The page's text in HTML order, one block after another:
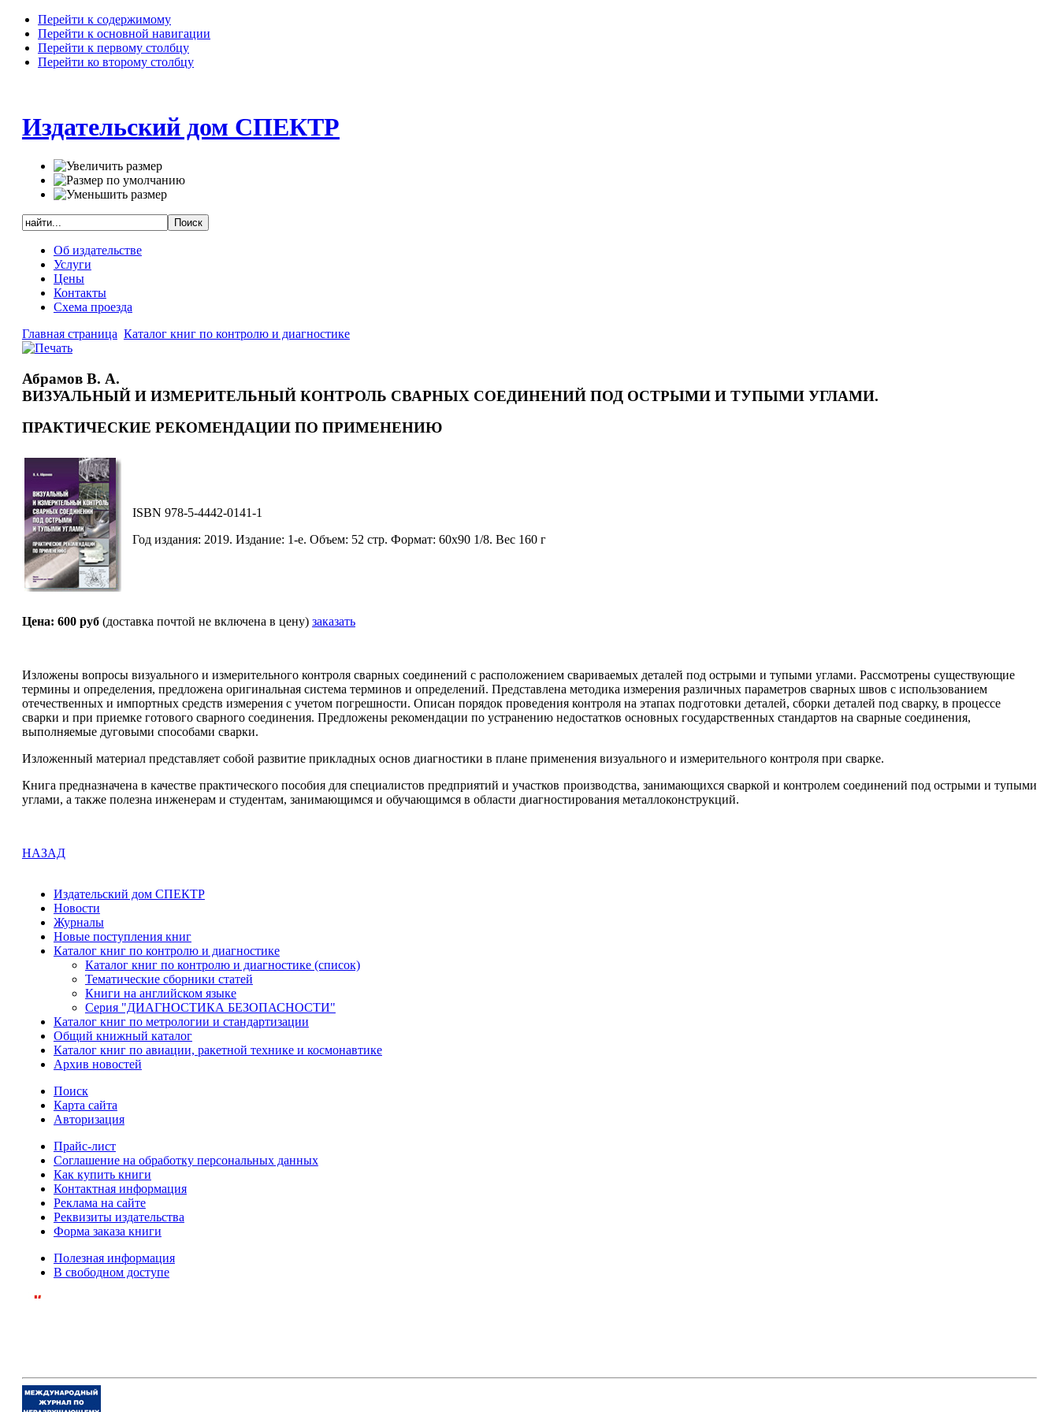
Перейти к содержимому
Перейти к основной навигации
Перейти к первому столбцу
Перейти ко второму столбцу
Издательский дом СПЕКТР
Об издательстве
Услуги
Цены
Контакты
Схема проезда
Главная страница Каталог книг по контролю и диагностике
Абрамов В. А.
ВИЗУАЛЬНЫЙ И ИЗМЕРИТЕЛЬНЫЙ КОНТРОЛЬ СВАРНЫХ СОЕДИНЕНИЙ ПОД ОСТРЫМИ И ТУПЫМИ УГЛАМИ.
ПРАКТИЧЕСКИЕ РЕКОМЕНДАЦИИ ПО ПРИМЕНЕНИЮ
ISBN 978-5-4442-0141-1
Год издания: 2019. Издание: 1-е. Объем: 52 стр. Формат: 60х90 1/8. Вес 160 г
Цена: 600 руб (доставка почтой не включена в цену) заказать
Изложены вопросы визуального и измерительного контроля сварных соединений с расположением свариваемых деталей под острыми и тупыми углами. Рассмотрены существующие
термины и определения, предложена оригинальная система терминов и определений. Представлена методика измерения различных параметров сварных швов с использованием
отечественных и импортных средств измерения с учетом погрешности. Описан порядок проведения контроля на этапах подготовки деталей, сборки деталей под сварку, в процессе
сварки и при приемке готового сварного соединения. Предложены рекомендации по устранению недостатков основных государственных стандартов на сварные соединения,
выполняемые дуговыми способами сварки.
Изложенный материал представляет собой развитие прикладных основ диагностики в плане применения визуального и измерительного контроля при сварке.
Книга предназначена в качестве практического пособия для специалистов предприятий и участков производства, занимающихся сваркой и контролем соединений под острыми и тупыми
углами, а также полезна инженерам и студентам, занимающимся и обучающимся в области диагностирования металлоконструкций.
НАЗАД
Издательский дом СПЕКТР
Новости
Журналы
Новые поступления книг
Каталог книг по контролю и диагностике
Каталог книг по контролю и диагностике (список)
Тематические сборники статей
Книги на английском языке
Серия "ДИАГНОСТИКА БЕЗОПАСНОСТИ"
Каталог книг по метрологии и стандартизации
Общий книжный каталог
Каталог книг по авиации, ракетной технике и космонавтике
Архив новостей
Поиск
Карта сайта
Авторизация
Прайс-лист
Соглашение на обработку персональных данных
Как купить книги
Контактная информация
Реклама на сайте
Реквизиты издательства
Форма заказа книги
Полезная информация
В свободном доступе